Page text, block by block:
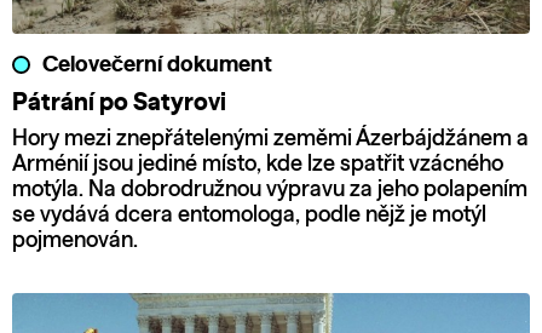
Celovečerní dokument
Pátrání po Satyrovi
Hory mezi znepřátelenými zeměmi Ázerbájdžánem a
Arménií jsou jediné místo, kde lze spatřit vzácného
motýla. Na dobrodružnou výpravu za jeho polapením
se vydává dcera entomologa, podle nějž je motýl
pojmenován.